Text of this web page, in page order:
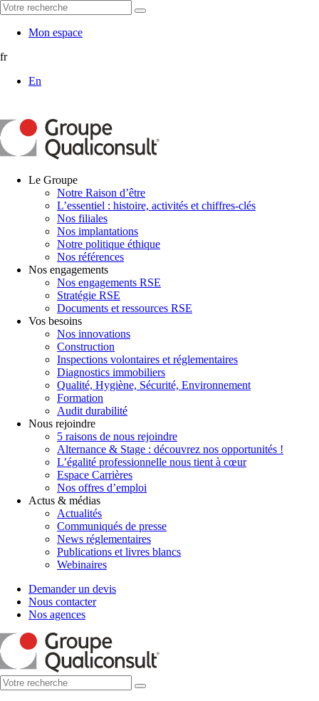
Mon espace
fr
En
Le Groupe
Notre Raison d’être
L’essentiel : histoire, activités et chiffres-clés
Nos filiales
Nos implantations
Notre politique éthique
Nos références
Nos engagements
Nos engagements RSE
Stratégie RSE
Documents et ressources RSE
Vos besoins
Nos innovations
Construction
Inspections volontaires et réglementaires
Diagnostics immobiliers
Qualité, Hygiène, Sécurité, Environnement
Formation
Audit durabilité
Nous rejoindre
5 raisons de nous rejoindre
Alternance & Stage : découvrez nos opportunités !
L’égalité professionnelle nous tient à cœur
Espace Carrières
Nos offres d’emploi
Actus & médias
Actualités
Communiqués de presse
News réglementaires
Publications et livres blancs
Webinaires
Demander un devis
Nous contacter
Nos agences